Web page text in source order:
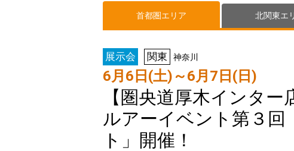
首都圏エリア 北関東エ
展示会 関東 神奈川
6月6日(土)～6月7日(日)
【圏央道厚木インタ
ルアーイベント第３回
ト」開催！